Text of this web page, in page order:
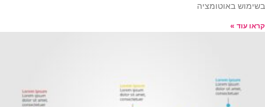
בשימוש באוטומציה
קראו עוד »